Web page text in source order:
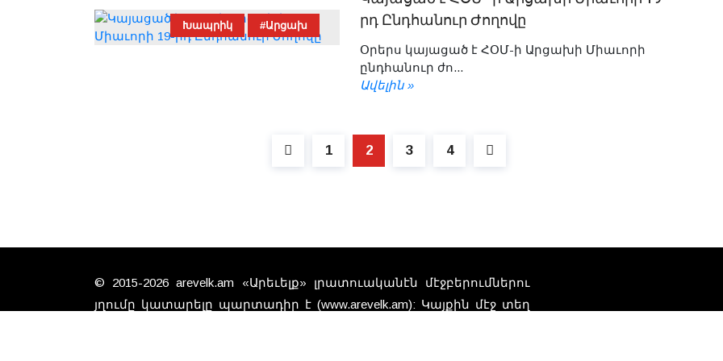
Խապրիկ #Արցախ
րդ Ընդհանուր Ժողովը
Օրերս կայացած է ՀՕՄ-ի Արցախի Միաւորի
ընդհանուր ժո...
Ավելին »
1 2 3 4
© 2015-2026 arevelk.am «Արեւելք» լրատուականէն մէջբերումներու
յղումը կատարելը պարտադիր է (www.arevelk.am): Կայքին մէջ տեղ